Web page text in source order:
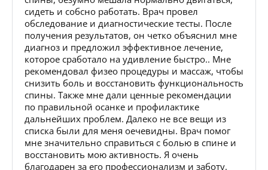
сидеть и собсно работать. Врач провел
обследование и диагностические тесты. После
получения результатов, он четко объяснил мне
диагноз и предложил эффективное лечение,
которое сработало на удивление быстро.. Мне
рекомендовал физео процедуры и массаж, чтобы
снизить боль и восстановить функциональность
спины. Также мне дали ценные рекомендации
по правильной осанке и профилактике
дальнейших проблем. Далеко не все вещи из
списка были для меня оечевидны. Врач помог
мне значительно справиться с болью в спине и
восстановить мою активность. Я очень
благодарен за его профессионализм и заботу.